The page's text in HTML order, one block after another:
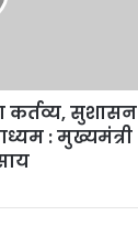
कर्तव्य, सुशासन
: मुख्यमंत्री